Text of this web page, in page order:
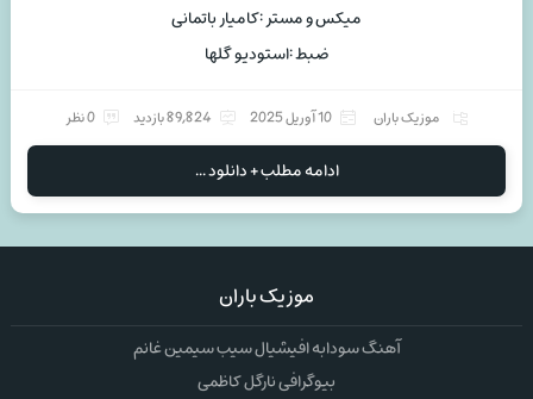
میکس و مستر :کامیار باتمانی
ضبط :استودیو گلها
موزیک باران 10 آوریل 2025 89,824 بازدید 0 نظر
ادامه مطلب + دانلود ...
موزیک باران
آهنگ سودابه افیشیال سیب سیمین غانم
بیوگرافی نارگل کاظمی